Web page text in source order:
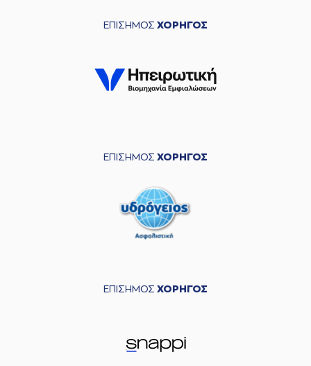
ΕΠΙΣΗΜΟΣ ΧΟΡΗΓΟΣ
ΕΠΙΣΗΜΟΣ ΧΟΡΗΓΟΣ
ΕΠΙΣΗΜΟΣ ΧΟΡΗΓΟΣ